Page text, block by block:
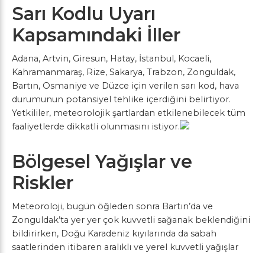
Sarı Kodlu Uyarı
Kapsamındaki İller
Adana, Artvin, Giresun, Hatay, İstanbul, Kocaeli,
Kahramanmaraş, Rize, Sakarya, Trabzon, Zonguldak,
Bartın, Osmaniye ve Düzce için verilen sarı kod, hava
durumunun potansiyel tehlike içerdiğini belirtiyor.
Yetkililer, meteorolojik şartlardan etkilenebilecek tüm
faaliyetlerde dikkatli olunmasını istiyor.
Bölgesel Yağışlar ve
Riskler
Meteoroloji, bugün öğleden sonra Bartın’da ve
Zonguldak’ta yer yer çok kuvvetli sağanak beklendiğini
bildirirken, Doğu Karadeniz kıyılarında da sabah
saatlerinden itibaren aralıklı ve yerel kuvvetli yağışlar